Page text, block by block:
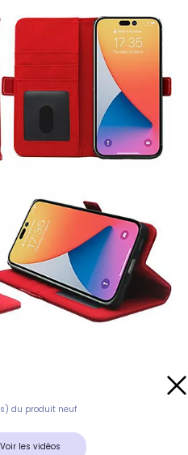
du produit neuf
Voir les vidéos